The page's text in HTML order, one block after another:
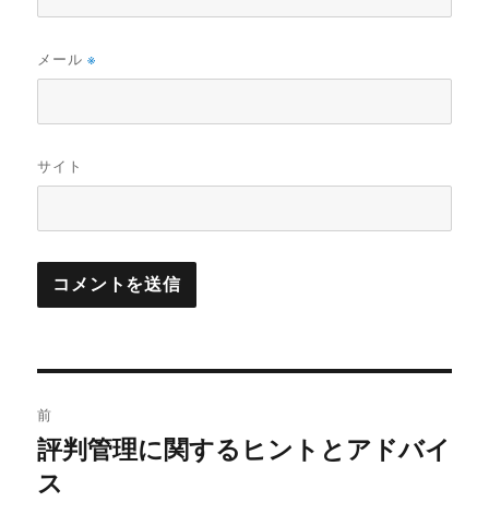
メール※
サイト
稿
ナ
前
前
の
評判管理に関するヒントとアドバイ
ス